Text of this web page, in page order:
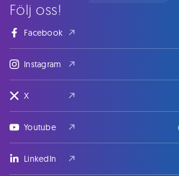
Följ oss!
Facebook
Instagram
X
Youtube
LinkedIn